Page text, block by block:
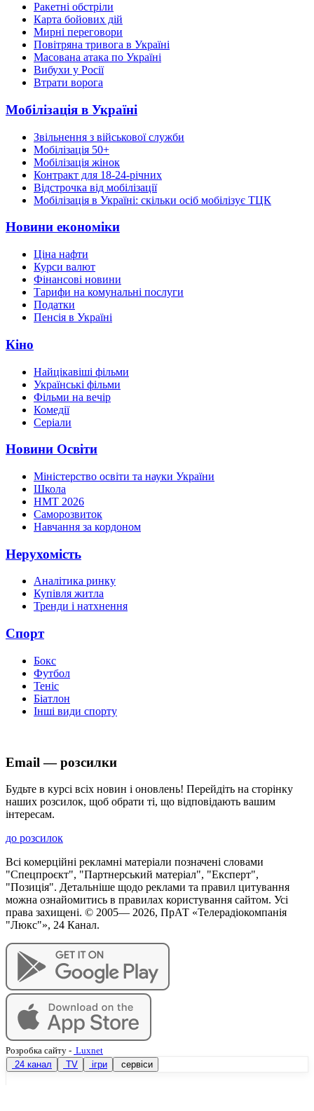
Ракетні обстріли
Карта бойових дій
Мирні переговори
Повітряна тривога в Україні
Масована атака по Україні
Вибухи у Росії
Втрати ворога
Мобілізація в Україні
Звільнення з військової служби
Мобілізація 50+
Мобілізація жінок
Контракт для 18-24-річних
Відстрочка від мобілізації
Мобілізація в Україні: скільки осіб мобілізує ТЦК
Новини економіки
Ціна нафти
Курси валют
Фінансові новини
Тарифи на комунальні послуги
Податки
Пенсія в Україні
Кіно
Найцікавіші фільми
Українські фільми
Фільми на вечір
Комедії
Серіали
Новини Освіти
Міністерство освіти та науки України
Школа
НМТ 2026
Саморозвиток
Навчання за кордоном
Нерухомість
Аналітика ринку
Купівля житла
Тренди і натхнення
Спорт
Бокс
Футбол
Теніс
Біатлон
Інші види спорту
Email — розсилки
Будьте в курсі всіх новин і оновлень! Перейдіть на сторінку
наших розсилок, щоб обрати ті, що відповідають вашим
інтересам.
до розсилок
Всі комерційні рекламні матеріали позначені словами
"Спецпроєкт", "Партнерський матеріал", "Експерт",
"Позиція". Детальніше щодо реклами та правил цитування
можна ознайомитись в правилах користування сайтом. Усі
права захищені. © 2005— 2026, ПрАТ «Телерадіокомпанія
"Люкс"», 24 Канал.
Розробка сайту - Luxnet
24 канал
TV ігри сервіси